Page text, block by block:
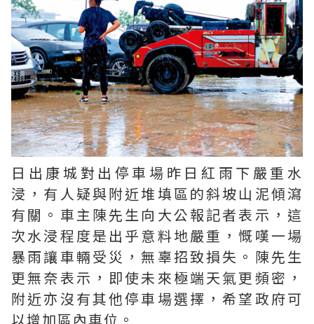
日出康城對出停車場昨日紅雨下嚴重水
浸，有人疑與附近堆填區的斜坡山泥傾瀉
有關。車主陳先生向大公報記者表示，這
次水浸程度是出乎意料地嚴重，慨嘆一場
暴雨讓車輛受災，無辜招致損失。陳先生
更無奈表示，即使未來極端天氣更頻密，
附近亦沒有其他停車場選擇，希望政府可
以增加區內車位。